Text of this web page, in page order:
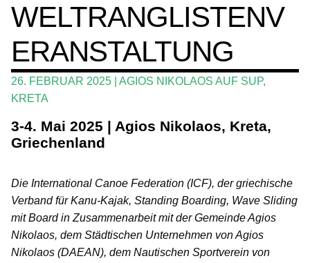
SPOT FINDER
Mein Konto
WELTRANGLISTENV
ERANSTALTUNG
26. FEBRUAR 2025 AGIOS NIKOLAOS AUF SUP,
KRETA
3-4. Mai 2025 | Agios Nikolaos, Kreta,
Griechenland
Die International Canoe Federation (ICF), der griechische
Verband für Kanu-Kajak, Standing Boarding, Wave Sliding
mit Board in Zusammenarbeit mit der Gemeinde Agios
Nikolaos, dem Städtischen Unternehmen von Agios
Nikolaos (DAEAN), dem Nautischen Sportverein von